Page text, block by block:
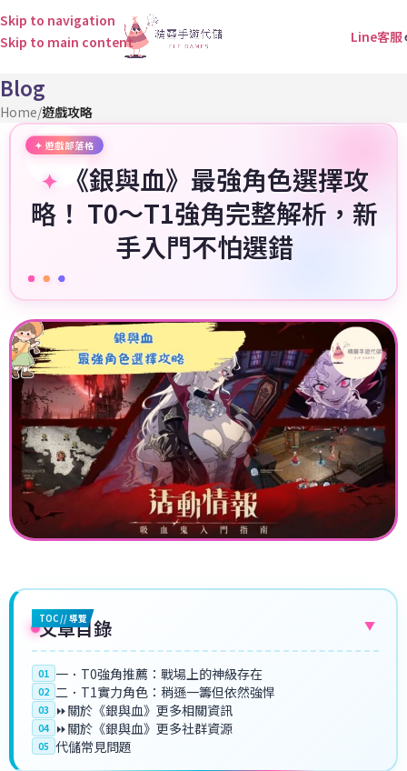
Skip to navigation
Skip to main content
Line客服
Blog
Home/遊戲攻略
《銀與血》最強角色選擇攻
略！ T0～T1強角完整解析，新
手入門不怕選錯
TOC // 導覽
文章目錄 ▼
01 一．T0強角推薦：戰場上的神級存在
02 二．T1實力角色：稍遜一籌但依然強悍
03 ⏩關於《銀與血》更多相關資訊
04 ⏩關於《銀與血》更多社群資源
05 代儲常見問題